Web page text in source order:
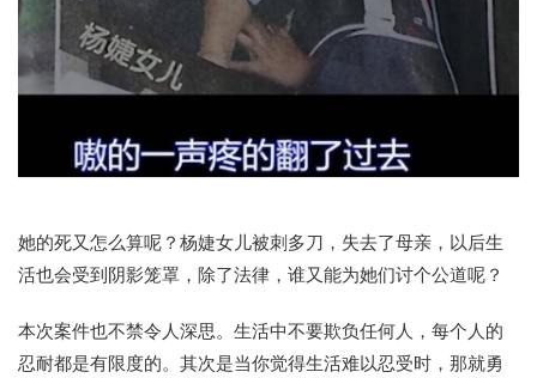
她的死又怎么算呢？杨婕女儿被刺多刀，失去了母亲，以后生
活也会受到阴影笼罩，除了法律，谁又能为她们讨个公道呢？
本次案件也不禁令人深思。生活中不要欺负任何人，每个人的
忍耐都是有限度的。其次是当你觉得生活难以忍受时，那就勇